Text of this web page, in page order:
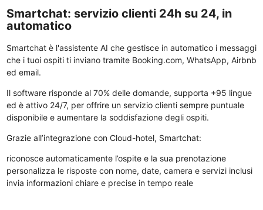
Smartchat: servizio clienti 24h su 24, in
automatico
Smartchat è l'assistente AI che gestisce in automatico i messaggi
che i tuoi ospiti ti inviano tramite Booking.com, WhatsApp, Airbnb
ed email.
Il software risponde al 70% delle domande, supporta +95 lingue
ed è attivo 24/7, per offrire un servizio clienti sempre puntuale
disponibile e aumentare la soddisfazione degli ospiti.
Grazie all’integrazione con Cloud-hotel, Smartchat:
riconosce automaticamente l’ospite e la sua prenotazione
personalizza le risposte con nome, date, camera e servizi inclusi
invia informazioni chiare e precise in tempo reale